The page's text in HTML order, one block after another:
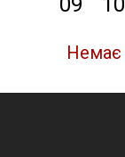
Немає